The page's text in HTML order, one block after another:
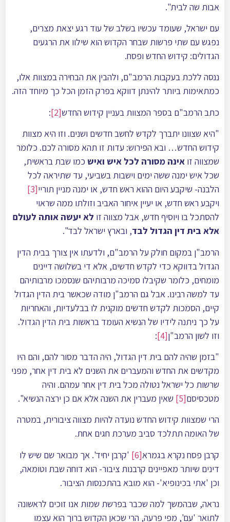
אבות שה לבית".
עם ישראל, שעומד עכשיו בשלב של עוד רגע יצאת מצרים,
נפגש עם שתי פרשות שבחר הקדוש הוא שילוו את הרגעים
הגדולים: קידוש החדש ופסח.
ננסה ללכת בעקבות הרמב"ם, ולהבין את הבחירה במצוות אלו,
כמתאימות ביותר להינתן דווקא בפרק הזמן הכל כך מיוחד הזה.
כתב הרמב"ם בספר המצוות בעניין קידוש החדש[2]
:
"היא שצוונו יתברך לקדש לחשב חדשים ושנים. וזו היא מצוות
קידוש החדש… ובא הפירוש: עדות זו תהא מסורה לכם. כלומר
שמצווה זואינה מסורה לכל איש ואיש כמו שבת בראשית,
שכל איש ימנה ששה ימים וישבות בשביעי, עד שתיראה לכל
הלבנה- שיקבע היום ההוא ראש חדש, או ימנה מניין תוריי[3]
ויקבע ראש חדש, או יעיין איחור האביב וזולתו ממה שראוי
להסתכל בו ויוסיף חֺדש, אבל מצווה זו לא יעשה אותה לעולם
אלא בית דין הגדול לבד, ובארץ ישראל לבד".
הרמב"ן במקום חולק על הרמב"ם, ולדעתו אין צורך בבית הדין
הגדול בדווקא כדי לקדש חדשים, אלא די בשלושה דיינים
מומחים, כלומר שקיבלו סמיכה מרבותיהם שנסמכו מרבותיהם
עד למשה רבינו. אבל גם הרמב"ן מודה שכאשר בית הדין הגדול
קיים, הסמכות לקדש חדשים מוקנית לו בבלעדיות, והאחריות
על כך ניתנה לידיו של הנשיא העומד בראשות בית הדין הגדול.
וזו לשון הרמב"ן[4]
:
"בזמן שהיה להם בית דין הגדול, היה הדבר מסור להם, והם היו
מקדשים את החדש והמעברים את השנים לא בית דין אחר, מפני
שרשות כל ישראל נטולה מכל בית דין אחר עמהם. והיה
מטכסיסם[5]
שאין מעברין את השנה אלא אם כן ירצה הנשיא".
הרי שמצוות קידוש החדש נועדה להיות מצווה ציבורית, במטרה
של האומה תתלכד סביב מערכת חגים אחת.
קרבן פסח נקרא בגמרא[6]
'קרבן יחיד'. אך מבואר שם שיש לו
דינים שיותר מאפיינים קרבנות ציבור- הוא דוחה שבת וטומאה,
וכן 'אתי בכינופיא'- הוא מובא בהתכנסות הציבור.
נראה, שבהמשך למה שכבר בפרשת שמות אנו זוכים לראשונה
לתואר 'עם', מפי פרעה, הרי שכאן הקדוש ברוך הוא עצמו